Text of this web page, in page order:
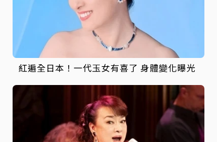
紅遍全日本！一代玉女有喜了 身體變化曝光